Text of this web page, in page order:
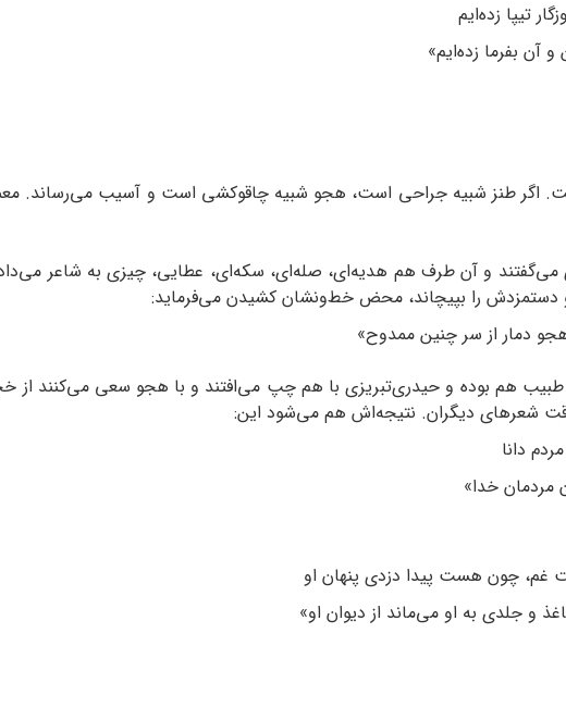
تیپا زده‌ایم
آن بفرما زده‌ایم»
اگر طنز شبیه جراحی است، هجو شبیه چاقوکشی است و آسیب می‌رساند.
و آن طرف هم هدیه‌ای، صله‌ای، سکه‌ای، عطایی، چیزی به شاعر
را بپیچاند، محض خط‌ونشان کشیدن می‌فرماید:
دمار از سر چنین ممدوح»
طبیب هم بوده و حیدری‌تبریزی با هم چپ می‌افتند و با هجو سعی می‌کنند از
شعرهای دیگران. نتیجه‌اش هم می‌شود این:
دانا
خدا»
غم، چون هست پیدا دزدی پنهان او
و جلدی به او می‌ماند از دیوان او»